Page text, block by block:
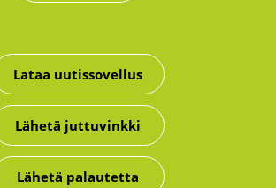
Lataa uutissovellus
Lähetä juttuvinkki
Lähetä palautetta